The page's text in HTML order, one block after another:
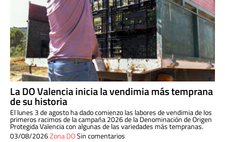
La DO Valencia inicia la vendimia más temprana
de su historia
El lunes 3 de agosto ha dado comienzo las labores de vendimia de los
primeros racimos de la campaña 2026 de la Denominación de Origen
Protegida Valencia con algunas de las variedades más tempranas.
03/08/2026Zona DOSin comentarios